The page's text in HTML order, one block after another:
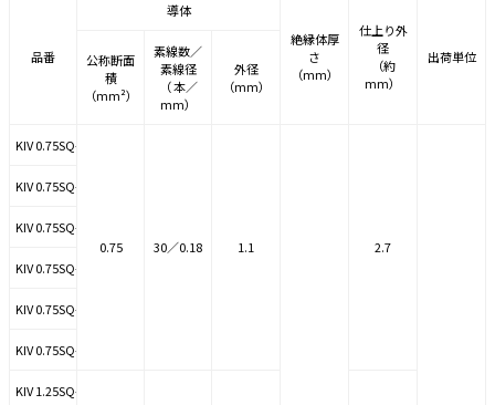
品番
導体
絶縁体厚
さ
（mm）
仕上り外
径
（約
mm）
出荷単位
公称断面
積
（mm²）
素線数／
素線径
（ 本／
mm）
外径
（mm）
KIV 0.75SQ-JP 黄
0.75 30／0.18 1.1 2.7
KIV 0.75SQ-JP 黒
KIV 0.75SQ-JP 青
KIV 0.75SQ-JP 赤
KIV 0.75SQ-JP 白
KIV 0.75SQ-JP 緑
KIV 1.25SQ-JP 黄